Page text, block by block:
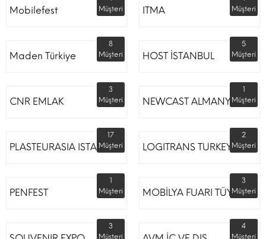
Mobilefest
Müşteri
ITMA
Müşteri
Maden Türkiye
8
Müşteri
HOST İSTANBUL
5
Müşteri
CNR EMLAK
3
Müşteri
NEWCAST ALMANYA
1
Müşteri
PLASTEURASIA ISTANBUL
17
Müşteri
LOGITRANS TURKEY
2
Müşteri
PENFEST
1
Müşteri
MOBİLYA FUARI TÜYAP
3
Müşteri
3
Müşteri
4
Müşteri